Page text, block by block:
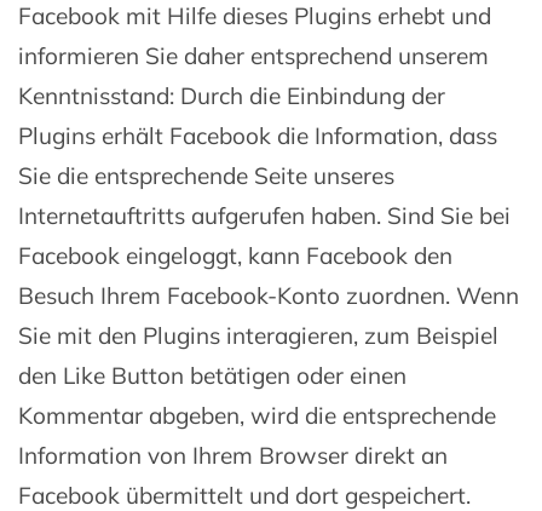
Facebook mit Hilfe dieses Plugins erhebt und
informieren Sie daher entsprechend unserem
Kenntnisstand: Durch die Einbindung der
Plugins erhält Facebook die Information, dass
Sie die entsprechende Seite unseres
Internetauftritts aufgerufen haben. Sind Sie bei
Facebook eingeloggt, kann Facebook den
Besuch Ihrem Facebook-Konto zuordnen. Wenn
Sie mit den Plugins interagieren, zum Beispiel
den Like Button betätigen oder einen
Kommentar abgeben, wird die entsprechende
Information von Ihrem Browser direkt an
Facebook übermittelt und dort gespeichert.